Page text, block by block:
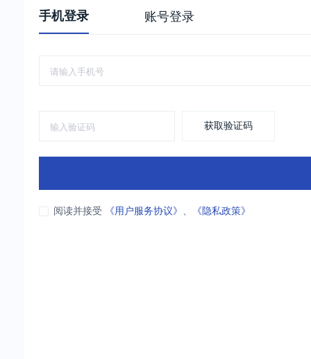
手机登录 账号登录
获取验证码
阅读并接受 《用户服务协议》 、 《隐私政策》